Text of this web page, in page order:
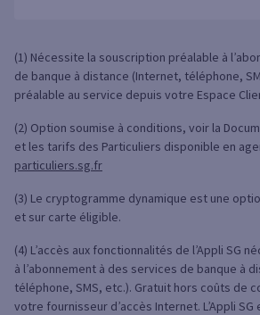
(1) Nécessite la souscription préalable à
de banque à distance (Internet, téléphone,
préalable au service depuis votre Espace
(2) Option soumise à conditions, voir la
et les tarifs des Particuliers disponible en
particuliers.sg.fr
(3) Le cryptogramme dynamique est une
et sur carte éligible.
(4) L’accès aux fonctionnalités de l’Appli SG
à l’abonnement à des services de banque à
téléphone, SMS, etc.). Gratuit hors coûts de
votre fournisseur d’accès Internet. L’Appli